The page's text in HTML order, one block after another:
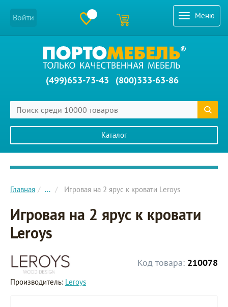
Меню
Войти
(499)653-73-43 (800)333-63-86
Каталог
Главное меню сайта
Главная ... Игровая на 2 ярус к кровати Leroys
Игровая на 2 ярус к кровати
Leroys
Код товара: 210078
Производитель: Leroys